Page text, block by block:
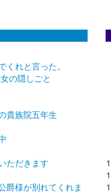
れと言った。
の隠しごと
貴族院五年生
ただきます
爵様が別れてくれま